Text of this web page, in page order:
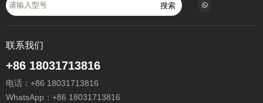
搜索
联系我们
+86 18031713816
电话： +86 18031713816
WhatsApp： +86 18031713816